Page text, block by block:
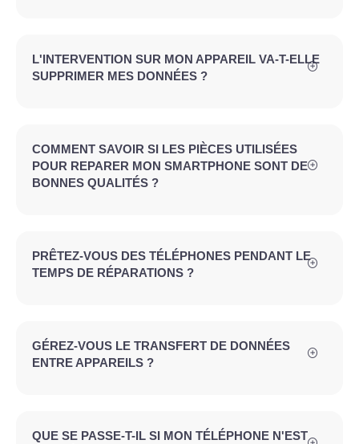
L'INTERVENTION SUR MON APPAREIL VA-T-ELLE
SUPPRIMER MES DONNÉES ?
COMMENT SAVOIR SI LES PIÈCES UTILISÉES
POUR REPARER MON SMARTPHONE SONT DE
BONNES QUALITÉS ?
PRÊTEZ-VOUS DES TÉLÉPHONES PENDANT LE
TEMPS DE RÉPARATIONS ?
GÉREZ-VOUS LE TRANSFERT DE DONNÉES
ENTRE APPAREILS ?
QUE SE PASSE-T-IL SI MON TÉLÉPHONE N'EST